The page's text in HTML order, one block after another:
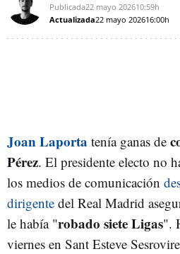
Publicada22 mayo 202610:59h
Actualizada22 mayo 202616:00h
Joan Laporta tenía ganas de
Pérez. El presidente electo no
los medios de comunicación
dirigente del Real Madrid
le había "robado siete Ligas".
viernes en Sant Esteve